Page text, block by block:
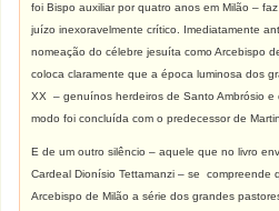
foi Bispo auxiliar por quatro anos em Milão –
juízo inexoravelmente crítico. Imediatamente
nomeação do célebre jesuíta como Arcebispo
coloca claramente que a época luminosa dos
XX – genuínos herdeiros de Santo Ambrósio e
modo foi concluída com o predecessor de
E de um outro silêncio – aquele que no livro
Cardeal Dionísio Tettamanzi – se compreende
Arcebispo de Milão a série dos grandes